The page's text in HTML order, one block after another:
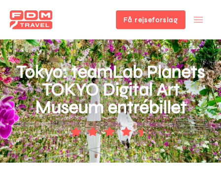
Gå
til
hovedindhold
Få rejseforslag
Tokyo: teamLab Planets
TOKYO Digital Art
Museum entrébillet